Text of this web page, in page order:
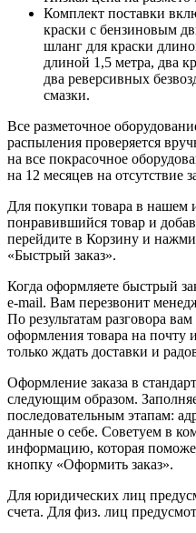
Комплект поставки
краски с бензиновым
шланг для краски
длиной 1,5 метра, два
два реверсивных
смазки.
Все разметочное
распыления проверяется
на все покрасочное
на 12 месяцев на отсутствие
Для покупки товара в нашем
понравившийся товар и
перейдите в Корзину и
«Быстрый заказ».
Когда оформляете быстрый
e-mail. Вам перезвонит
По результатам разговора
оформления товара на почту
только ждать доставки и
Оформление заказа в
следующим образом.
последовательным этапам:
данные о себе. Советуем в
информацию, которая
кнопку «Оформить заказ».
Для юридических лиц
счета. Для физ. лиц